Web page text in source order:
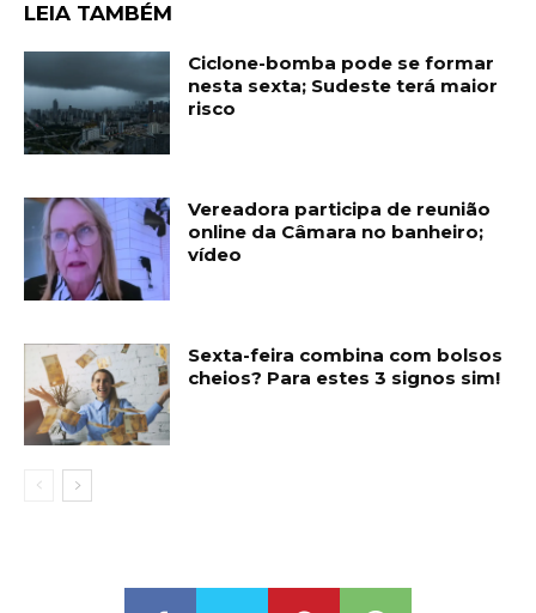
LEIA TAMBÉM
Ciclone-bomba pode se formar
nesta sexta; Sudeste terá maior
risco
Vereadora participa de reunião
online da Câmara no banheiro;
vídeo
Sexta-feira combina com bolsos
cheios? Para estes 3 signos sim!